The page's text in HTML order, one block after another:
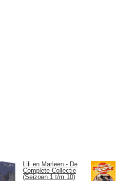
Lili en Marleen - De
Complete Collectie
(Seizoen 1 t/m 10)